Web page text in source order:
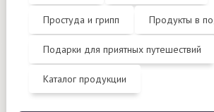
Простуда и грипп Продукты в
Подарки для приятных путешествий
Каталог продукции